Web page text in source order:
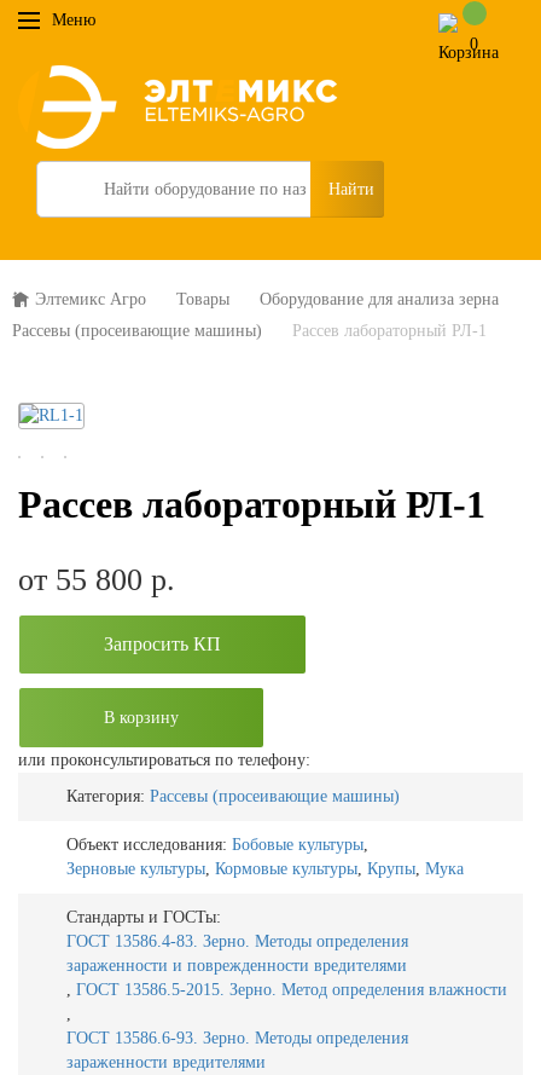
Меню
0
Search
Элтемикс Агро Товары
Оборудование для анализа зерна
Рассевы (просеивающие машины)
Рассев лабораторный РЛ-1
Рассев лабораторный РЛ-1
от 55 800 р.
Запросить КП
В корзину
или проконсультироваться по телефону:
Категория: Рассевы (просеивающие машины)
Объект исследования: Бобовые культуры
Зерновые культуры Кормовые культуры Крупы Мука
Стандарты и ГОСТы:
ГОСТ 13586.4-83. Зерно. Методы определения
зараженности и поврежденности вредителями
ГОСТ 13586.5-2015. Зерно. Метод определения влажности
ГОСТ 13586.6-93. Зерно. Методы определения
зараженности вредителями